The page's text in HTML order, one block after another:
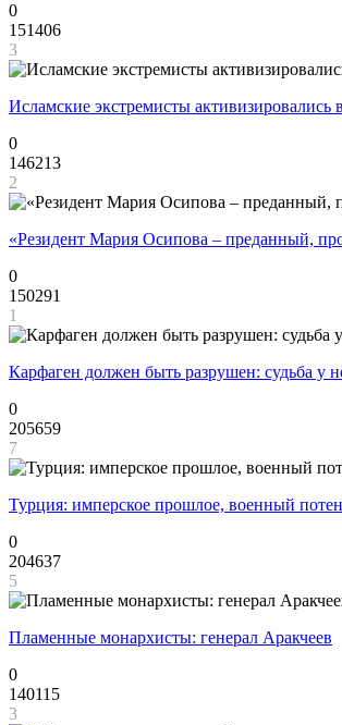
0
151406
3
Исламские экстремисты активизировались
0
146213
2
«Резидент Мария Осипова – преданный,
0
150291
1
Карфаген должен быть разрушен: судьба у
0
205659
7
Турция: имперское прошлое, военный
0
204637
5
Пламенные монархисты: генерал Аракчеев
0
140115
3